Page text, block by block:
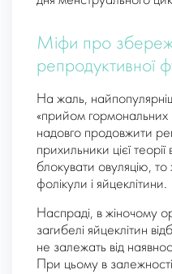
Міфи про
репродуктивної
На жаль,
«прийом гормональних
надовго продовжити
прихильники цієї
блокувати овуляцію, то
фолікули і яйцеклітини.
Наспраді, в жіночому
загибелі яйцеклітин
не залежать від
При цьому в